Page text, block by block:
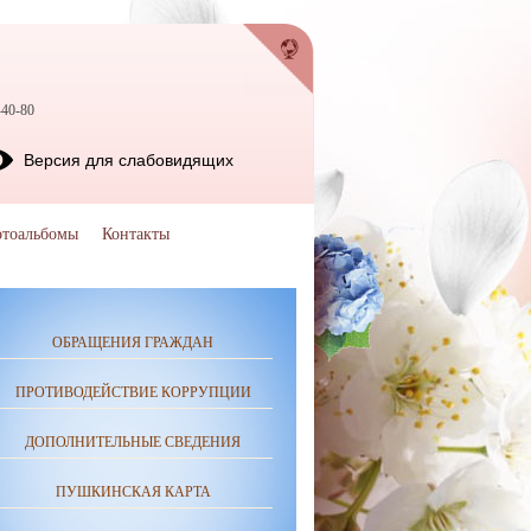
ОБРАЩЕНИЯ ГРАЖДАН
ПРОТИВОДЕЙСТВИЕ КОРРУПЦИИ
ДОПОЛНИТЕЛЬНЫЕ СВЕДЕНИЯ
ПУШКИНСКАЯ КАРТА
80
Версия для слабовидящих
Контакты